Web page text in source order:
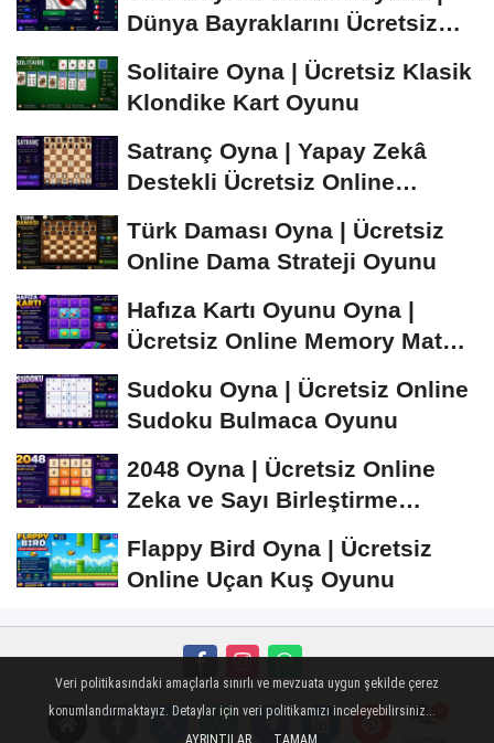
Dünya Bayraklarını Ücretsiz
Solitaire Oyna | Ücretsiz Klasik
Klondike Kart Oyunu
Satranç Oyna | Yapay Zekâ
Destekli Ücretsiz Online
Türk Daması Oyna | Ücretsiz
Online Dama Strateji Oyunu
Hafıza Kartı Oyunu Oyna |
Ücretsiz Online Memory Match
Sudoku Oyna | Ücretsiz Online
Sudoku Bulmaca Oyunu
2048 Oyna | Ücretsiz Online
Zeka ve Sayı Birleştirme
Flappy Bird Oyna | Ücretsiz
Online Uçan Kuş Oyunu
Künye İletişim Çerez Politikası Gizlilik İlkeleri
Veri politikasındaki amaçlarla sınırlı ve mevzuata uygun şekilde çerez
konumlandırmaktayız. Detaylar için veri politikamızı inceleyebilirsiniz...
AYRINTILAR
TAMAM